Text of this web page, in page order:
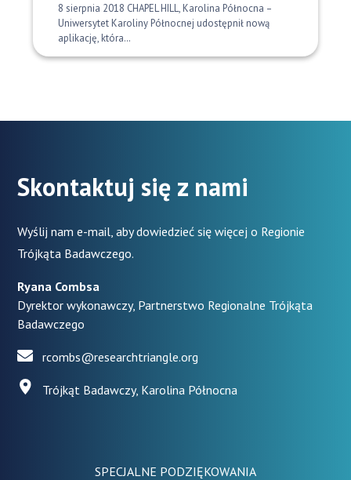
8 sierpnia 2018 CHAPEL HILL, Karolina Północna –
Uniwersytet Karoliny Północnej udostępnił nową
aplikację, która…
Skontaktuj się z nami
Wyślij nam e-mail, aby dowiedzieć się więcej o Regionie
Trójkąta Badawczego.
Ryana Combsa
Dyrektor wykonawczy, Partnerstwo Regionalne Trójkąta
Badawczego
rcombs@researchtriangle.org
Trójkąt Badawczy, Karolina Północna
SPECJALNE PODZIĘKOWANIA